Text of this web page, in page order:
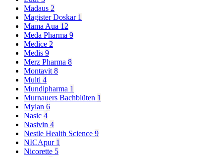
Madaus 2
Magister Doskar 1
Mama Aua 12
Meda Pharma 9
Medice 2
Medis 9
Merz Pharma 8
Montavit 8
Multi 4
Mundipharma 1
Murnauers Bachblüten 1
Mylan 6
Nasic 4
Nasivin 4
Nestle Health Science 9
NICApur 1
Nicorette 5